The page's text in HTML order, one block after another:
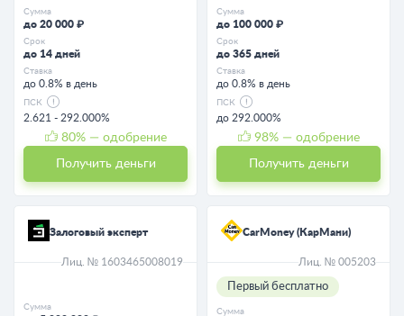
Сумма
до 20 000 ₽
Срок
до 14 дней
Ставка
до 0.8% в день
ПСК
2.621 - 292.000%
80% — одобрение
Получить деньги
Сумма
до 100 000 ₽
Срок
до 365 дней
Ставка
до 0.8% в день
ПСК
до 292.000%
98% — одобрение
Получить деньги
Залоговый эксперт
Лиц. № 1603465008019
Сумма
CarMoney (КарМани)
Лиц. № 005203
Первый бесплатно
Сумма